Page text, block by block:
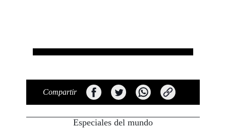
Compartir
Especiales del mundo